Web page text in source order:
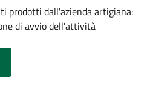
prodotti dall'azienda artigiana:
di avvio dell'attività